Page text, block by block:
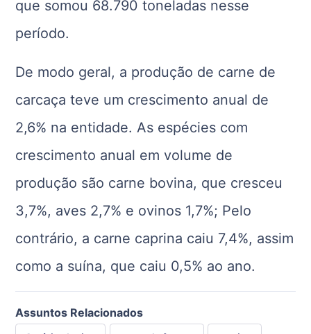
que somou 68.790 toneladas nesse
período.
De modo geral, a produção de carne de
carcaça teve um crescimento anual de
2,6% na entidade. As espécies com
crescimento anual em volume de
produção são carne bovina, que cresceu
3,7%, aves 2,7% e ovinos 1,7%; Pelo
contrário, a carne caprina caiu 7,4%, assim
como a suína, que caiu 0,5% ao ano.
Assuntos Relacionados